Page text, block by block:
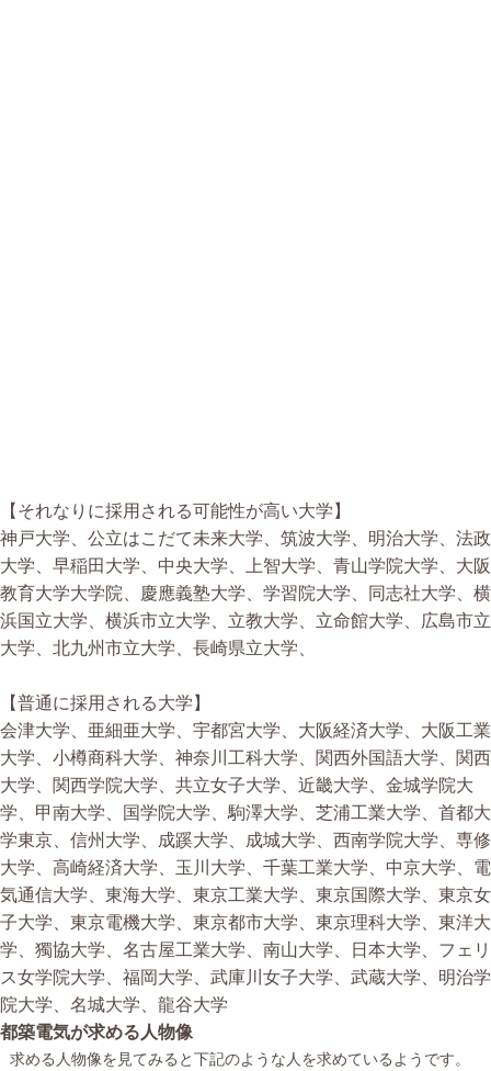
【それなりに採用される可能性が高い大学】
神戸大学、公立はこだて未来大学、筑波大学、明治大学、法政
大学、早稲田大学、中央大学、上智大学、青山学院大学、大阪
教育大学大学院、慶應義塾大学、学習院大学、同志社大学、横
浜国立大学、横浜市立大学、立教大学、立命館大学、広島市立
大学、北九州市立大学、長崎県立大学、
【普通に採用される大学】
会津大学、亜細亜大学、宇都宮大学、大阪経済大学、大阪工業
大学、小樽商科大学、神奈川工科大学、関西外国語大学、関西
大学、関西学院大学、共立女子大学、近畿大学、金城学院大
学、甲南大学、国学院大学、駒澤大学、芝浦工業大学、首都大
学東京、信州大学、成蹊大学、成城大学、西南学院大学、専修
大学、高崎経済大学、玉川大学、千葉工業大学、中京大学、電
気通信大学、東海大学、東京工業大学、東京国際大学、東京女
子大学、東京電機大学、東京都市大学、東京理科大学、東洋大
学、獨協大学、名古屋工業大学、南山大学、日本大学、フェリ
ス女学院大学、福岡大学、武庫川女子大学、武蔵大学、明治学
院大学、名城大学、龍谷大学
都築電気が求める人物像
求める人物像を見てみると下記のような人を求めているようです。